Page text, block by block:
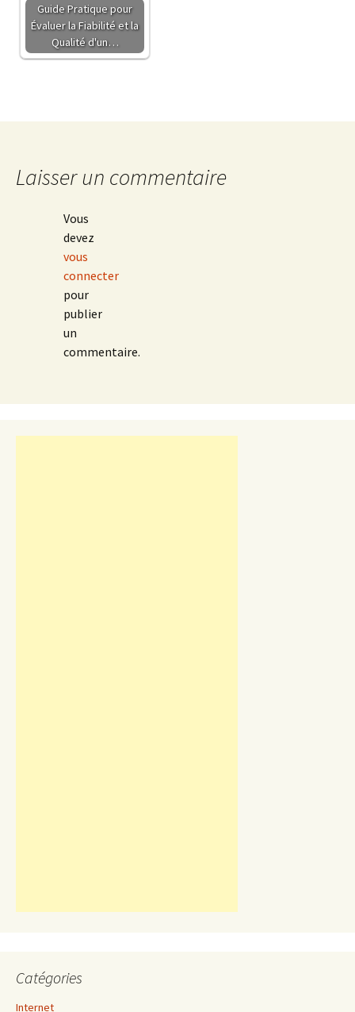
Guide Pratique pour
Évaluer la Fiabilité et la
Qualité d'un…
Laisser un commentaire
Vous
devez
vous
connecter
pour
publier
un
commentaire.
Catégories
Internet